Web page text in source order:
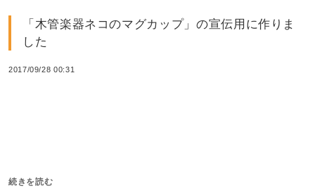
「木管楽器ネコのマグカップ」の宣伝用に作りま
した
2017/09/28 00:31
続きを読む